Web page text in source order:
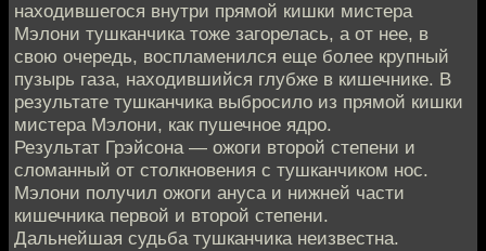
находившегося внутри прямой кишки мистера
Мэлони тушканчика тоже загорелась, а от нее, в
свою очередь, воспламенился еще более крупный
пузырь газа, находившийся глубже в кишечнике. В
результате тушканчика выбросило из прямой кишки
мистера Мэлони, как пушечное ядро.
Результат Грэйсона — ожоги второй степени и
сломанный от столкновения с тушканчиком нос.
Мэлони получил ожоги ануса и нижней части
кишечника первой и второй степени.
Дальнейшая судьба тушканчика неизвестна.